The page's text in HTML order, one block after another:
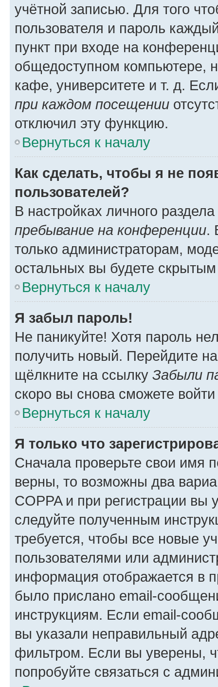
учётной записью. Для того
пользователя и пароль
пункт при входе на
общедоступном компьютере,
кафе, университете и т. д.
при каждом посещении
отключил эту функцию.
Вернуться к началу
Как сделать, чтобы я не
пользователей?
В настройках личного
пребывание на конференции.
только администраторам,
остальных вы будете
Вернуться к началу
Я забыл пароль!
Не паникуйте! Хотя пароль
получить новый. Перейдите
щёлкните на ссылку Забыли
скоро вы снова сможете
Вернуться к началу
Я только что
Сначала проверьте свои имя
верны, то возможны два
COPPA и при регистрации вы
следуйте полученным
требуется, чтобы все новые
пользователями или
информация отображается в
было прислано email-
инструкциям. Если email-
вы указали неправильный
фильтром. Если вы уверены,
попробуйте связаться с